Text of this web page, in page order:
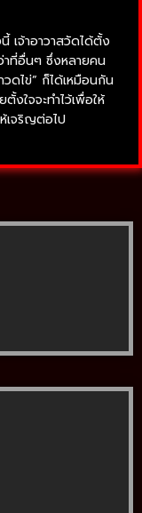
เจ้าอาวาสวัดได้ตั้ง
าที่อื่นๆ ซึ่งหลายคน
วดไข่” ก็ได้เหมือนกัน
งใจจะทำไว้เพื่อให้
เจริญต่อไป